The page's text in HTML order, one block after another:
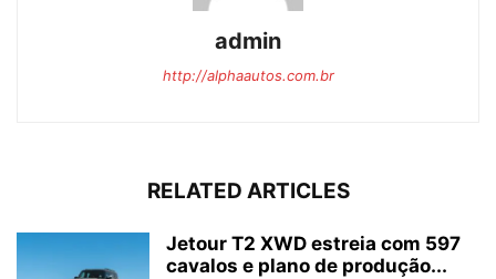
admin
http://alphaautos.com.br
RELATED ARTICLES
Jetour T2 XWD estreia com 597
cavalos e plano de produção...